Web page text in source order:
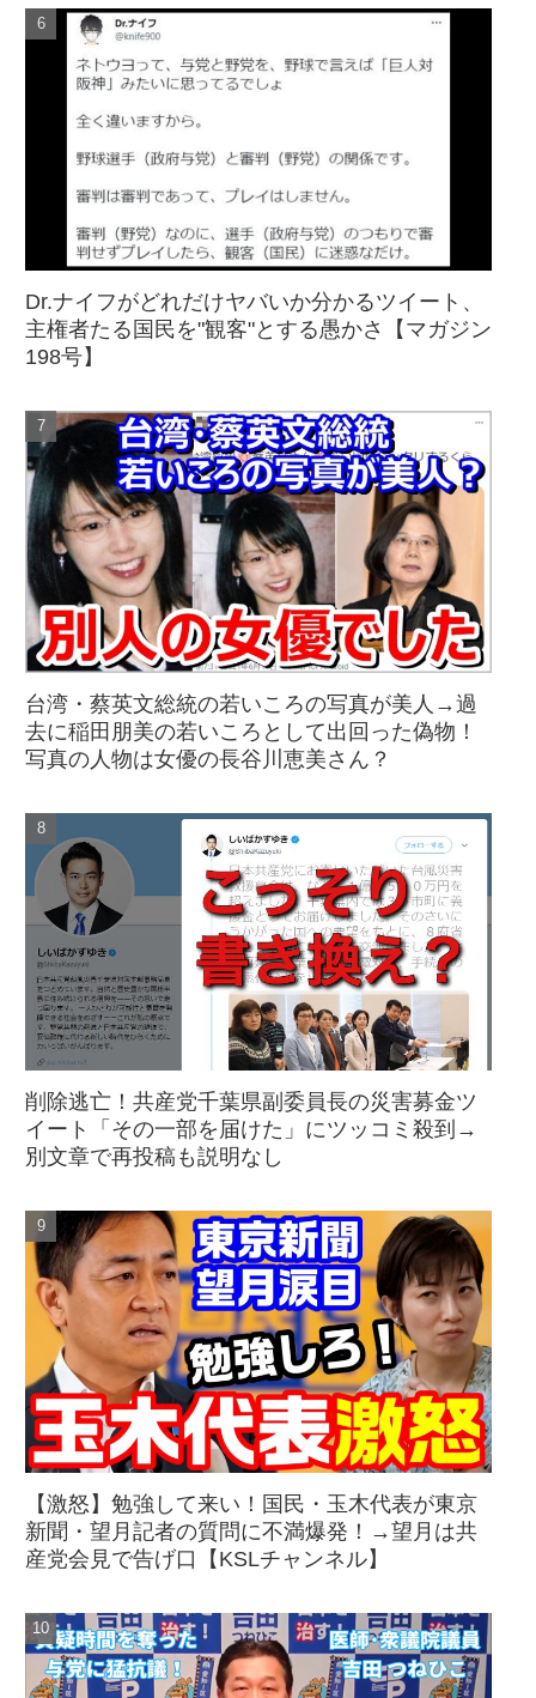
Dr.ナイフがどれだけヤバいか分かるツイート、
主権者たる国民を"観客"とする愚かさ【マガジン
198号】
台湾・蔡英文総統の若いころの写真が美人→過
去に稲田朋美の若いころとして出回った偽物！
写真の人物は女優の長谷川恵美さん？
削除逃亡！共産党千葉県副委員長の災害募金ツ
イート「その一部を届けた」にツッコミ殺到→
別文章で再投稿も説明なし
【激怒】勉強して来い！国民・玉木代表が東京
新聞・望月記者の質問に不満爆発！→望月は共
産党会見で告げ口【KSLチャンネル】